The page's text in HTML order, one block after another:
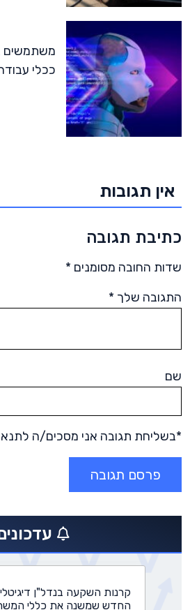
משתמשים
ככלי
אין תגובות
כתיבת תגובה
שדות החובה מסומנים *
התגובה שלך *
שם
*בשליחת תגובה אני מסכים/ה
שקלים
קרנות השקעה בנדל"ן
החדש שמשנה את כללי